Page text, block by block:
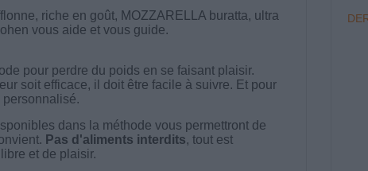
riche en goût, MOZZARELLA buratta, ultra
vous aide et vous guide.
pour perdre du poids en se faisant plaisir.
soit efficace, il doit être facile à suivre. Et pour
personnalisé.
dans la méthode vous permettront de
Pas d'aliments interdits, tout est
et de plaisir.